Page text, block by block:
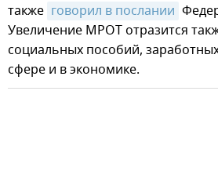
также говорил в послании
Увеличение МРОТ отразится
социальных пособий,
сфере и в экономике.